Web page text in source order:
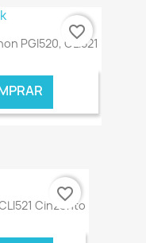
€ ONLINE
PGI520, CLI521
€ ONLINE
favorite_border
Cinzento
favorite_border